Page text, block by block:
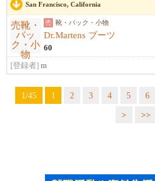
San Francisco, California
売 靴・バック・小物
Dr.Martens ブーツ
60
[登録者] m
1/45 1 2 3 4 5 6
>
>>